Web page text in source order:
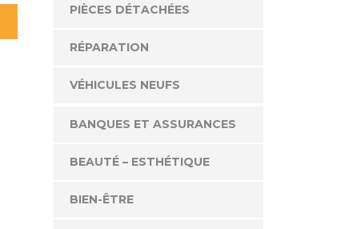
PIÈCES DÉTACHÉES
RÉPARATION
VÉHICULES NEUFS
BANQUES ET ASSURANCES
BEAUTÉ – ESTHÉTIQUE
BIEN-ÊTRE